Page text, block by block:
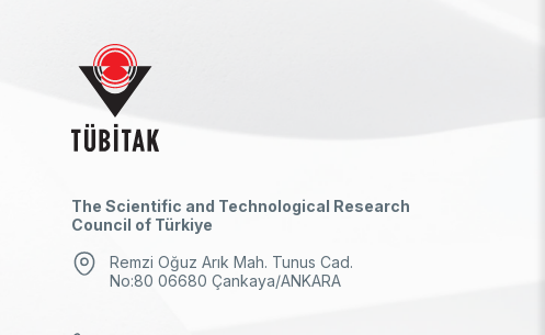
The Scientific and Technological Research
Council of Türkiye
Remzi Oğuz Arık Mah. Tunus Cad.
No:80 06680 Çankaya/ANKARA